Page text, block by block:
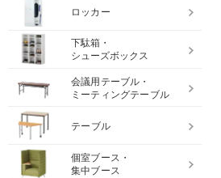
ロッカー
下駄箱・
シューズボックス
会議用テーブル・
ミーティングテーブル
テーブル
個室ブース・
集中ブース